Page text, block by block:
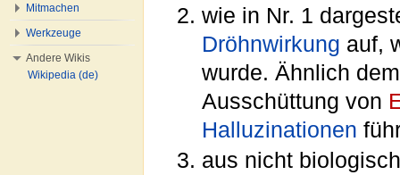
wie in Nr. 1
Dröhnwirkung auf,
wurde. Ähnlich
Ausschüttung von
Halluzinationen
aus nicht
Mitmachen
Werkzeuge
Andere Wikis
Wikipedia (de)